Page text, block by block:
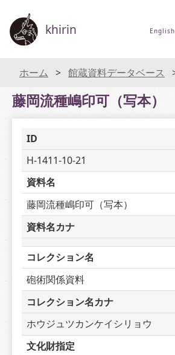
khirin English
ホーム 館蔵資料データベース
藤岡流種嶋印可（写本）
ID
H-1411-10-21
資料名
藤岡流種嶋印可（写本）
資料名カナ
コレクション名
砲術関係資料
コレクション名カナ
ホウジュツカンケイシリョウ
文化財指定